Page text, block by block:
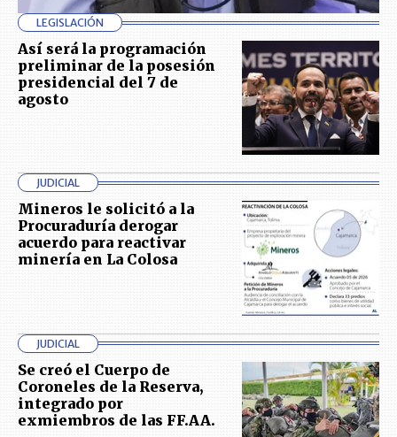
LEGISLACIÓN
Así será la programación
preliminar de la posesión
presidencial del 7 de
agosto
JUDICIAL
Mineros le solicitó a la
Procuraduría derogar
acuerdo para reactivar
minería en La Colosa
JUDICIAL
Se creó el Cuerpo de
Coroneles de la Reserva,
integrado por
exmiembros de las FF.AA.